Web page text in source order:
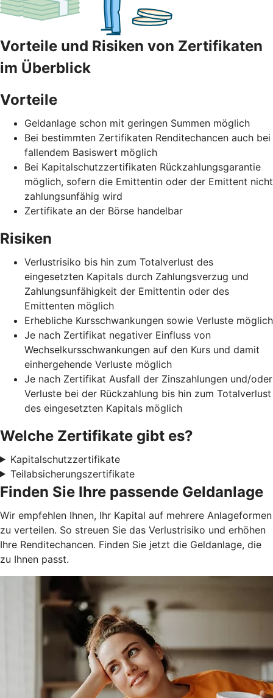
Vorteile und Risiken von Zertifikaten
im Überblick
Vorteile
Geldanlage schon mit geringen Summen möglich
Bei bestimmten Zertifikaten Renditechancen auch bei
fallendem Basiswert möglich
Bei Kapitalschutzzertifikaten Rückzahlungsgarantie
möglich, sofern die Emittentin oder der Emittent nicht
zahlungsunfähig wird
Zertifikate an der Börse handelbar
Risiken
Verlustrisiko bis hin zum Totalverlust des
eingesetzten Kapitals durch Zahlungsverzug und
Zahlungsunfähigkeit der Emittentin oder des
Emittenten möglich
Erhebliche Kursschwankungen sowie Verluste möglich
Je nach Zertifikat negativer Einfluss von
Wechselkursschwankungen auf den Kurs und damit
einhergehende Verluste möglich
Je nach Zertifikat Ausfall der Zinszahlungen und/oder
Verluste bei der Rückzahlung bis hin zum Totalverlust
des eingesetzten Kapitals möglich
Welche Zertifikate gibt es?
Kapitalschutzzertifikate
Teilabsicherungszertifikate
Finden Sie Ihre passende Geldanlage
Wir empfehlen Ihnen, Ihr Kapital auf mehrere Anlageformen
zu verteilen. So streuen Sie das Verlustrisiko und erhöhen
Ihre Renditechancen. Finden Sie jetzt die Geldanlage, die
zu Ihnen passt.